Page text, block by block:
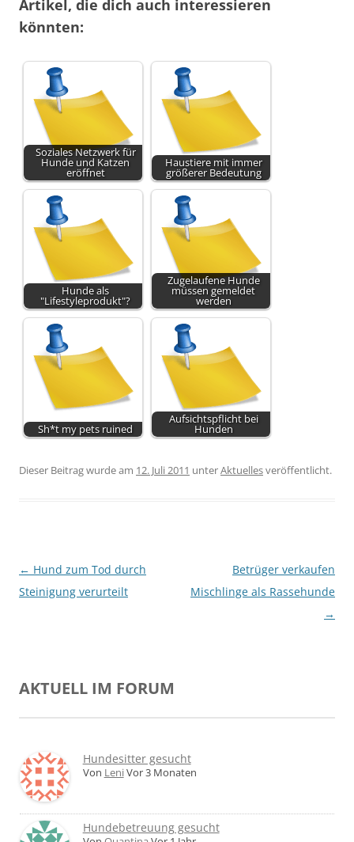
Artikel, die dich auch interessieren
könnten:
Soziales Netzwerk für
Hunde und Katzen
eröffnet
Haustiere mit immer
größerer Bedeutung
Hunde als
"Lifestyleprodukt"?
Zugelaufene Hunde
müssen gemeldet
werden
Sh*t my pets ruined
Aufsichtspflicht bei
Hunden
Dieser Beitrag wurde am 12. Juli 2011 unterAktuellesveröffentlicht.
Beitragsnavigation
← Hund zum Tod durch
Steinigung verurteilt
Betrüger verkaufen
Mischlinge als Rassehunde
→
AKTUELL IM FORUM
Hundesitter gesucht
Von LeniVor 3 Monaten
Hundebetreuung gesucht